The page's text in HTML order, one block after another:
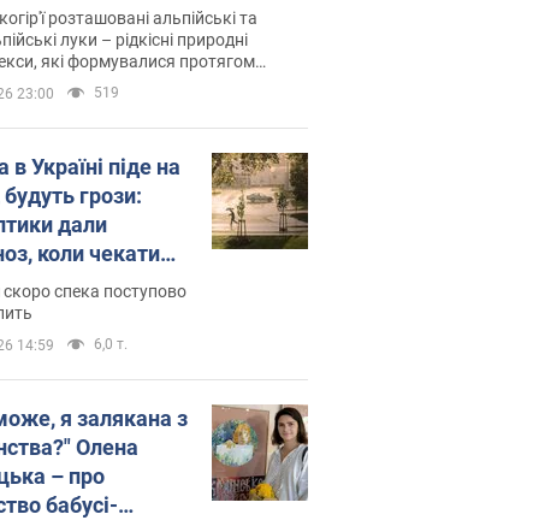
розташовані альпійські та
луки – рідкісні природні
які формувалися протягом
23:00 519
в Україні піде на
грози:
дали
коли чекати
погоди
скоро спека поступово
14:59 6,0 т.
я залякана з
Олена
– про
бабусі-